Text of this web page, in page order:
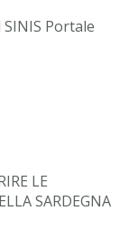
Portale
LE
SARDEGNA